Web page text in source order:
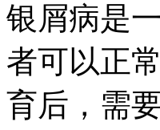
银屑病是
者可以正
育后，需